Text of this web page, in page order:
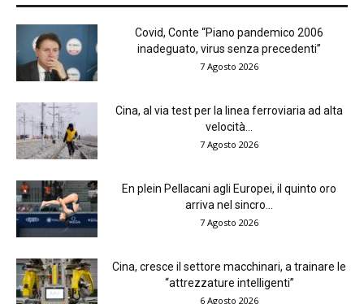
Covid, Conte “Piano pandemico 2006
inadeguato, virus senza precedenti”
7 Agosto 2026
Cina, al via test per la linea ferroviaria ad alta
velocità...
7 Agosto 2026
En plein Pellacani agli Europei, il quinto oro
arriva nel sincro...
7 Agosto 2026
Cina, cresce il settore macchinari, a trainare le
“attrezzature intelligenti”
6 Agosto 2026